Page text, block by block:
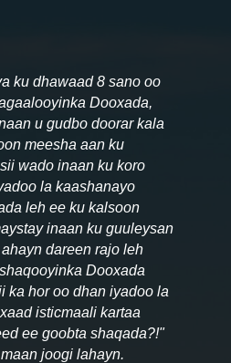
ku dhawaad 8 sano oo
Dooxada,
u gudbo doorar kala
meesha aan ku
wado inaan ku koro
la kaashanayo
leh ee ku kalsoon
inaan ku guuleysan
dareen rajo leh
Dooxada
ka hor oo dhan iyadoo la
isticmaali kartaa
ee goobta shaqada?!"
joogi lahayn.